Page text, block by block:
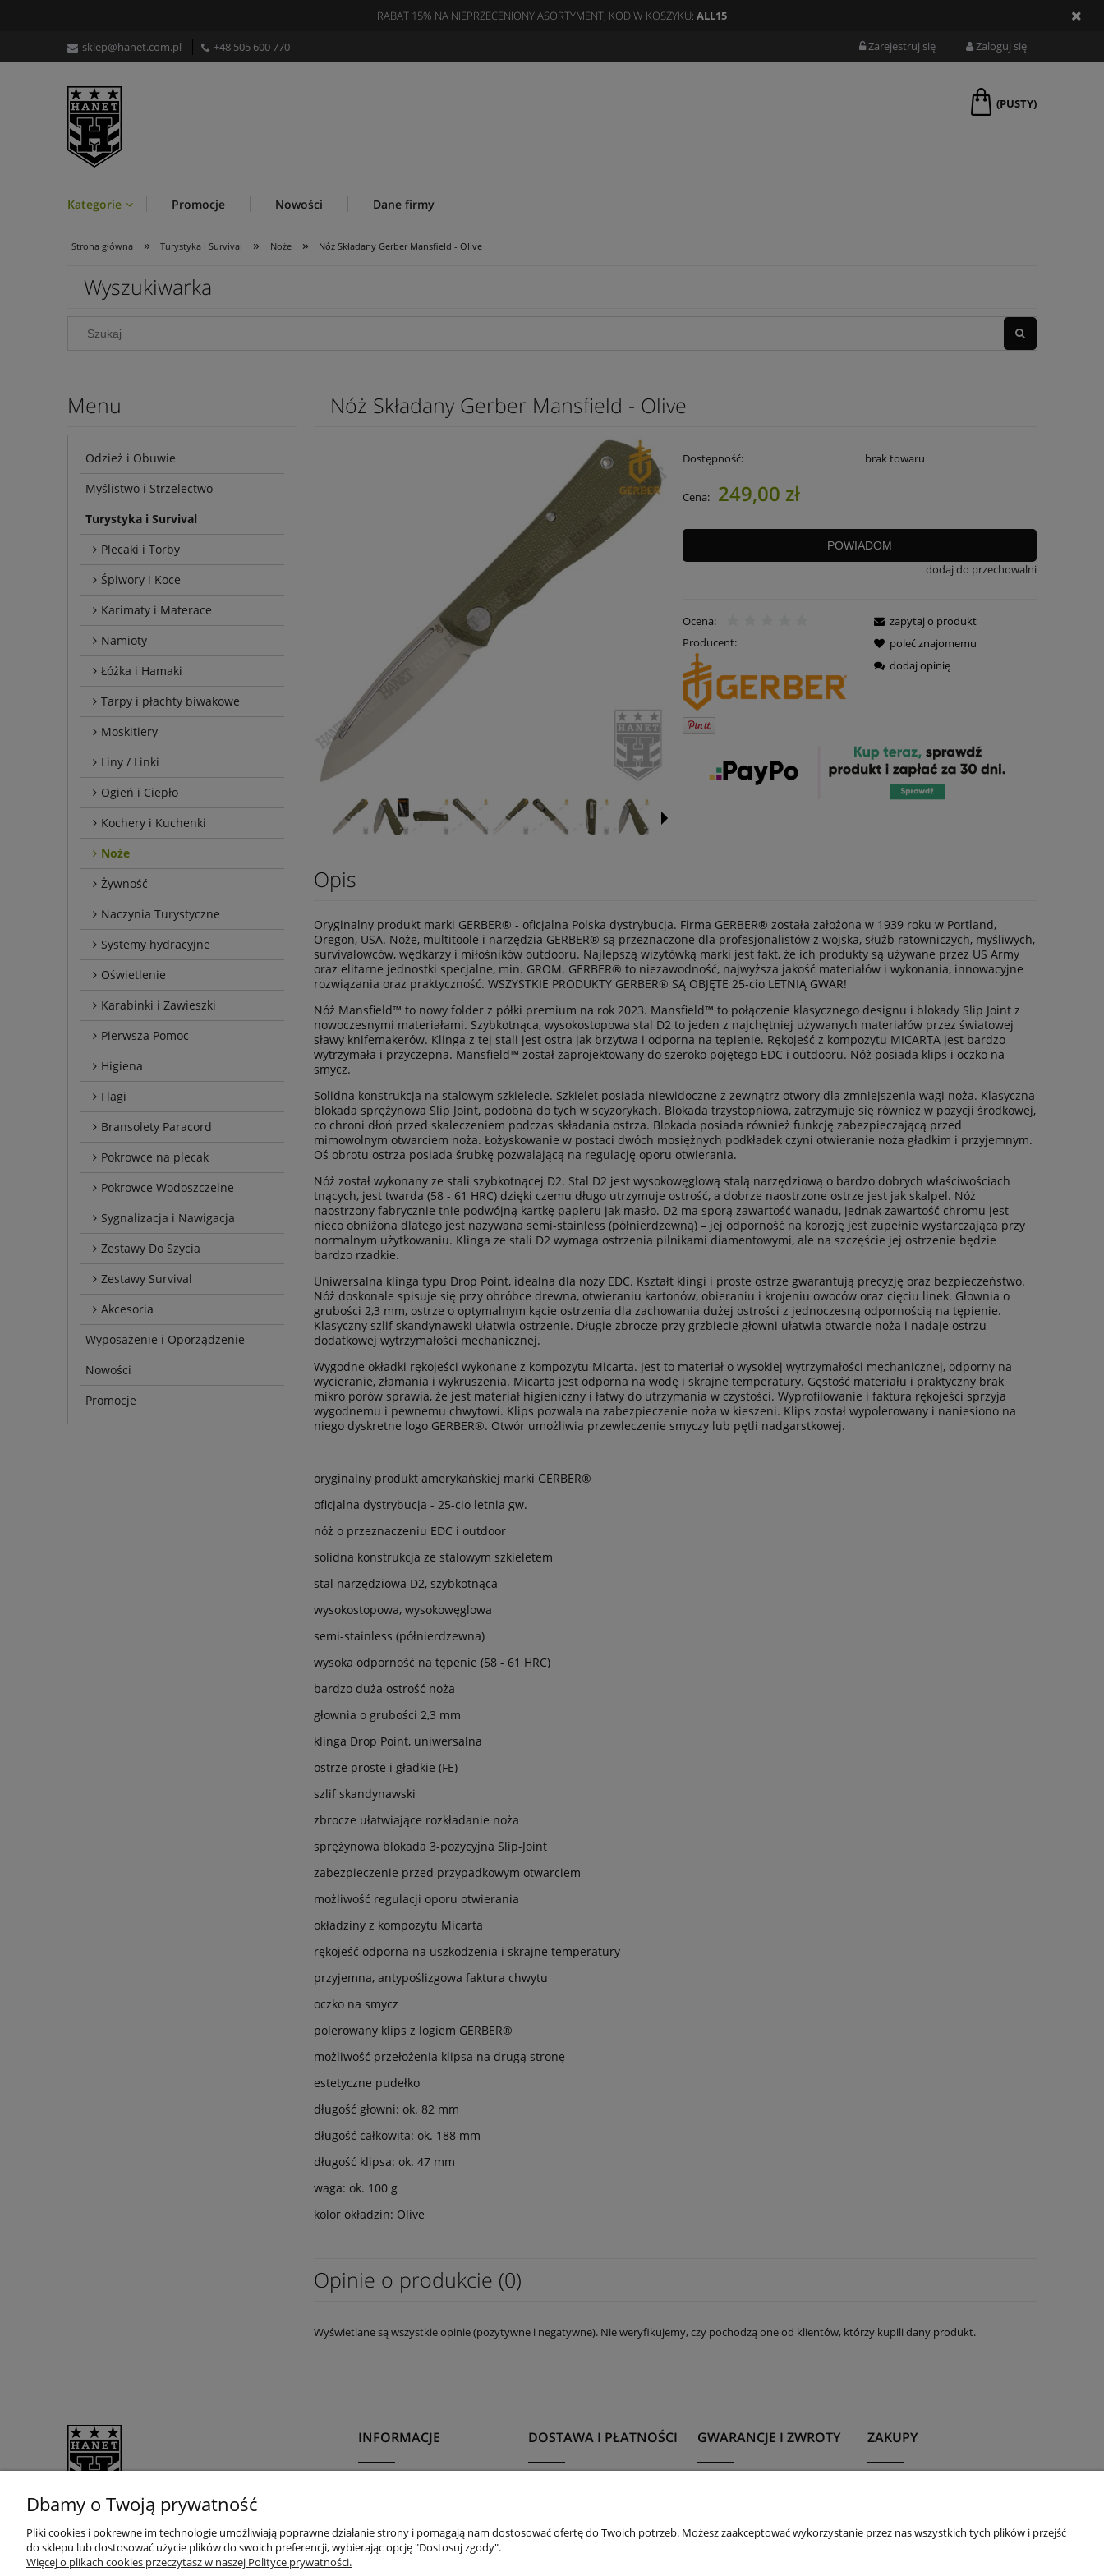
RABAT 15% NA NIEPRZECENIONY ASORTYMENT, KOD W KOSZYKU: ALL15
sklep@hanet.com.pl +48 505 600 770 Zarejestruj się Zaloguj się
(PUSTY)
Kategorie Promocje Nowości Dane firmy
Strona główna » Turystyka i Survival » Noże » Nóż Składany Gerber Mansfield - Olive
Wyszukiwarka
Menu
Odzież i Obuwie
Myślistwo i Strzelectwo
Turystyka i Survival
Plecaki i Torby
Śpiwory i Koce
Karimaty i Materace
Namioty
Łóżka i Hamaki
Tarpy i płachty biwakowe
Moskitiery
Liny / Linki
Ogień i Ciepło
Kochery i Kuchenki
Noże
Żywność
Naczynia Turystyczne
Systemy hydracyjne
Oświetlenie
Karabinki i Zawieszki
Pierwsza Pomoc
Higiena
Flagi
Bransolety Paracord
Pokrowce na plecak
Pokrowce Wodoszczelne
Sygnalizacja i Nawigacja
Zestawy Do Szycia
Zestawy Survival
Akcesoria
Wyposażenie i Oporządzenie
Nowości
Promocje
Nóż Składany Gerber Mansfield - Olive
Dostępność: brak towaru
Cena: 249,00 zł
POWIADOM
dodaj do przechowalni
Ocena:
Producent:
zapytaj o produkt
poleć znajomemu
dodaj opinię
Opis
Oryginalny produkt marki GERBER® - oficjalna Polska dystrybucja. Firma GERBER® została założona w 1939 roku w Portland,
Oregon, USA. Noże, multitoole i narzędzia GERBER® są przeznaczone dla profesjonalistów z wojska, służb ratowniczych, myśliwych,
survivalowców, wędkarzy i miłośników outdooru. Najlepszą wizytówką marki jest fakt, że ich produkty są używane przez US Army
oraz elitarne jednostki specjalne, min. GROM. GERBER® to niezawodność, najwyższa jakość materiałów i wykonania, innowacyjne
rozwiązania oraz praktyczność. WSZYSTKIE PRODUKTY GERBER® SĄ OBJĘTE 25-cio LETNIĄ GWAR!
Nóż Mansfield™ to nowy folder z półki premium na rok 2023. Mansfield™ to połączenie klasycznego designu i blokady Slip Joint z
nowoczesnymi materiałami. Szybkotnąca, wysokostopowa stal D2 to jeden z najchętniej używanych materiałów przez światowej
sławy knifemakerów. Klinga z tej stali jest ostra jak brzytwa i odporna na tępienie. Rękojeść z kompozytu MICARTA jest bardzo
wytrzymała i przyczepna. Mansfield™ został zaprojektowany do szeroko pojętego EDC i outdooru. Nóż posiada klips i oczko na
smycz.
Solidna konstrukcja na stalowym szkielecie. Szkielet posiada niewidoczne z zewnątrz otwory dla zmniejszenia wagi noża. Klasyczna
blokada sprężynowa Slip Joint, podobna do tych w scyzorykach. Blokada trzystopniowa, zatrzymuje się również w pozycji środkowej,
co chroni dłoń przed skaleczeniem podczas składania ostrza. Blokada posiada również funkcję zabezpieczającą przed
mimowolnym otwarciem noża. Łożyskowanie w postaci dwóch mosiężnych podkładek czyni otwieranie noża gładkim i przyjemnym.
Oś obrotu ostrza posiada śrubkę pozwalającą na regulację oporu otwierania.
Nóż został wykonany ze stali szybkotnącej D2. Stal D2 jest wysokowęglową stalą narzędziową o bardzo dobrych właściwościach
tnących, jest twarda (58 - 61 HRC) dzięki czemu długo utrzymuje ostrość, a dobrze naostrzone ostrze jest jak skalpel. Nóż
naostrzony fabrycznie tnie podwójną kartkę papieru jak masło. D2 ma sporą zawartość wanadu, jednak zawartość chromu jest
nieco obniżona dlatego jest nazywana semi-stainless (półnierdzewną) – jej odporność na korozję jest zupełnie wystarczająca przy
normalnym użytkowaniu. Klinga ze stali D2 wymaga ostrzenia pilnikami diamentowymi, ale na szczęście jej ostrzenie będzie
bardzo rzadkie.
Uniwersalna klinga typu Drop Point, idealna dla noży EDC. Kształt klingi i proste ostrze gwarantują precyzję oraz bezpieczeństwo.
Nóż doskonale spisuje się przy obróbce drewna, otwieraniu kartonów, obieraniu i krojeniu owoców oraz cięciu linek. Głownia o
grubości 2,3 mm, ostrze o optymalnym kącie ostrzenia dla zachowania dużej ostrości z jednoczesną odpornością na tępienie.
Klasyczny szlif skandynawski ułatwia ostrzenie. Długie zbrocze przy grzbiecie głowni ułatwia otwarcie noża i nadaje ostrzu
dodatkowej wytrzymałości mechanicznej.
Wygodne okładki rękojeści wykonane z kompozytu Micarta. Jest to materiał o wysokiej wytrzymałości mechanicznej, odporny na
wycieranie, złamania i wykruszenia. Micarta jest odporna na wodę i skrajne temperatury. Gęstość materiału i praktyczny brak
mikro porów sprawia, że jest materiał higieniczny i łatwy do utrzymania w czystości. Wyprofilowanie i faktura rękojeści sprzyja
wygodnemu i pewnemu chwytowi. Klips pozwala na zabezpieczenie noża w kieszeni. Klips został wypolerowany i naniesiono na
niego dyskretne logo GERBER®. Otwór umożliwia przewleczenie smyczy lub pętli nadgarstkowej.
oryginalny produkt amerykańskiej marki GERBER®
oficjalna dystrybucja - 25-cio letnia gw.
nóż o przeznaczeniu EDC i outdoor
solidna konstrukcja ze stalowym szkieletem
stal narzędziowa D2, szybkotnąca
wysokostopowa, wysokowęglowa
semi-stainless (półnierdzewna)
wysoka odporność na tępenie (58 - 61 HRC)
bardzo duża ostrość noża
głownia o grubości 2,3 mm
klinga Drop Point, uniwersalna
ostrze proste i gładkie (FE)
szlif skandynawski
zbrocze ułatwiające rozkładanie noża
sprężynowa blokada 3-pozycyjna Slip-Joint
zabezpieczenie przed przypadkowym otwarciem
możliwość regulacji oporu otwierania
okładziny z kompozytu Micarta
rękojeść odporna na uszkodzenia i skrajne temperatury
przyjemna, antypoślizgowa faktura chwytu
oczko na smycz
polerowany klips z logiem GERBER®
możliwość przełożenia klipsa na drugą stronę
estetyczne pudełko
długość głowni: ok. 82 mm
długość całkowita: ok. 188 mm
długość klipsa: ok. 47 mm
waga: ok. 100 g
kolor okładzin: Olive
Opinie o produkcie (0)
Wyświetlane są wszystkie opinie (pozytywne i negatywne). Nie weryfikujemy, czy pochodzą one od klientów, którzy kupili dany produkt.
Potrzebujesz pomocy? Zadzwoń!
+48 505 600 770
+48 505 700 770
INFORMACJE
Dane firmy
Zasady pielęgnacji i
DOSTAWA I PŁATNOŚCI
Odbiór osobisty
GWARANCJE I ZWROTY
Wymiana
ZAKUPY
Twój koszyk
Dbamy o Twoją prywatność
Pliki cookies i pokrewne im technologie umożliwiają poprawne działanie strony i pomagają nam dostosować ofertę do Twoich potrzeb. Możesz zaakceptować wykorzystanie przez nas wszystkich tych plików i przejść
do sklepu lub dostosować użycie plików do swoich preferencji, wybierając opcję "Dostosuj zgody".
Więcej o plikach cookies przeczytasz w naszej Polityce prywatności.